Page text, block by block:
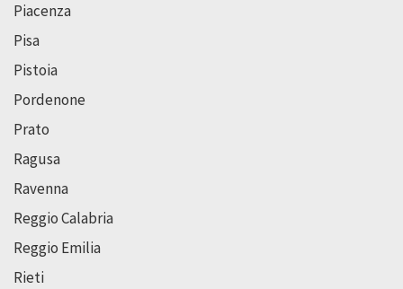
Piacenza
Pisa
Pistoia
Pordenone
Prato
Ragusa
Ravenna
Reggio Calabria
Reggio Emilia
Rieti